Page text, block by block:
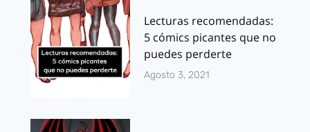
Lecturas recomendadas:
5 cómics picantes que no
puedes perderte
Agosto 3, 2021